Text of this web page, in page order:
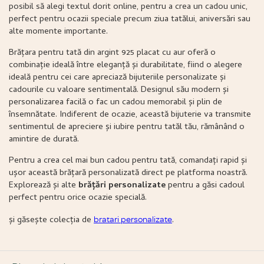
posibil să alegi textul dorit online, pentru a crea un cadou unic,
perfect pentru ocazii speciale precum ziua tatălui, aniversări sau
alte momente importante.
Brățara pentru tată din argint 925 placat cu aur oferă o
combinație ideală între eleganță și durabilitate, fiind o alegere
ideală pentru cei care apreciază bijuteriile personalizate și
cadourile cu valoare sentimentală. Designul său modern și
personalizarea facilă o fac un cadou memorabil și plin de
însemnătate. Indiferent de ocazie, această bijuterie va transmite
sentimentul de apreciere și iubire pentru tatăl tău, rămânând o
amintire de durată.
Pentru a crea cel mai bun cadou pentru tată, comandați rapid și
ușor această brățară personalizată direct pe platforma noastră.
Explorează și alte brățări personalizatepentru a găsi cadoul
perfect pentru orice ocazie specială.
și găsește colecția de bratari personalizate.